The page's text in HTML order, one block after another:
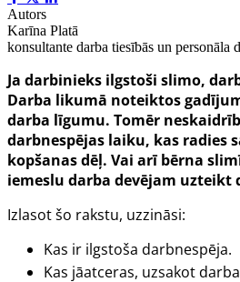
Autors
Karīna Platā
konsultante darba tiesībās un personāla
Ja darbinieks ilgstoši slimo,
Darba likumā noteiktos
darba līgumu. Tomēr
darbnespējas laiku, kas radies
kopšanas dēļ. Vai arī bērna
iemeslu darba devējam uzteikt
Izlasot šo rakstu, uzzināsi:
Kas ir ilgstoša darbnespēja.
Kas jāatceras, uzsakot